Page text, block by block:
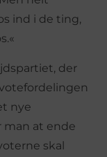
ind i de ting,
der
nye
man at ende
skal